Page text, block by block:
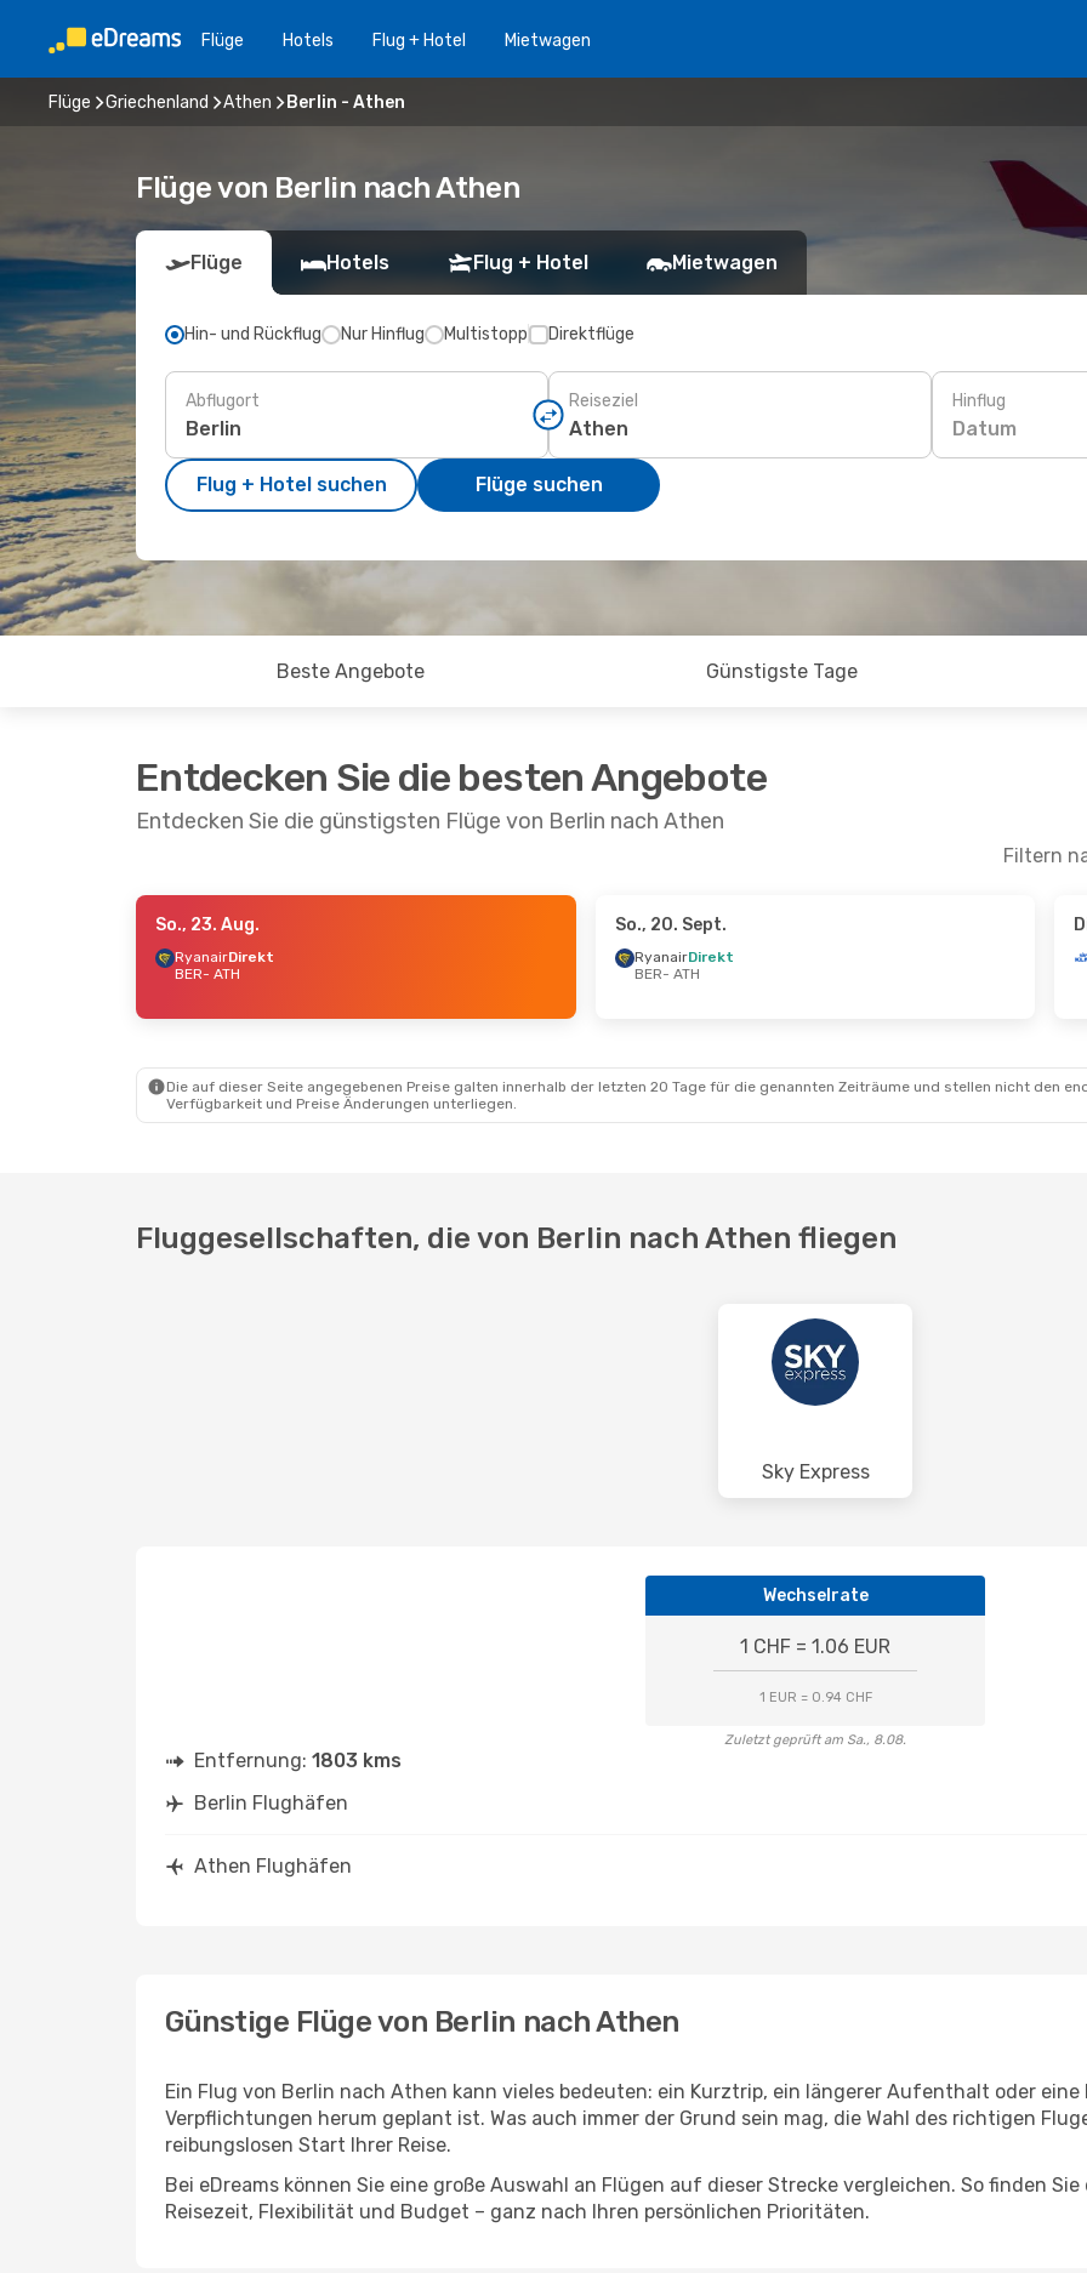
Flüge Hotels Flug + Hotel Mietwagen
Flüge Griechenland Athen Berlin - Athen
Flüge von Berlin nach Athen
Flüge Hotels Flug + Hotel Mietwagen
Hin- und Rückflug Nur Hinflug Multistopp Direktflüge
Abflugort Reiseziel Hinflug
Datum
Flug + Hotel suchen Flüge suchen
Beste Angebote Günstigste Tage
Entdecken Sie die besten Angebote
Entdecken Sie die günstigsten Flüge von Berlin nach Athen
Filtern
- Mo., 24. Aug.
1 Zwischenstopp
Direkt
- So., 11. Okt.
Scandinavian Airlines
1
So., 23. Aug.
RyanairDirekt
BER- ATH
So., 20. Sept.
RyanairDirekt
BER- ATH
Die auf dieser Seite angegebenen Preise galten innerhalb der letzten 20 Tage für die genannten Zeiträume und stellen nicht den
Verfügbarkeit und Preise Änderungen unterliegen.
Fluggesellschaften, die von Berlin nach Athen fliegen
Sky Express
Wechselrate
1 CHF = 1.06 EUR
1 EUR = 0.94 CHF
Zuletzt geprüft am Sa., 8.08.
Entfernung: 1803 kms
Berlin Flughäfen
Athen Flughäfen
Günstige Flüge von Berlin nach Athen
Ein Flug von Berlin nach Athen kann vieles bedeuten: ein Kurztrip, ein längerer Aufenthalt oder eine
Verpflichtungen herum geplant ist. Was auch immer der Grund sein mag, die Wahl des richtigen
reibungslosen Start Ihrer Reise.
Bei eDreams können Sie eine große Auswahl an Flügen auf dieser Strecke vergleichen. So finden
Reisezeit, Flexibilität und Budget – ganz nach Ihren persönlichen Prioritäten.